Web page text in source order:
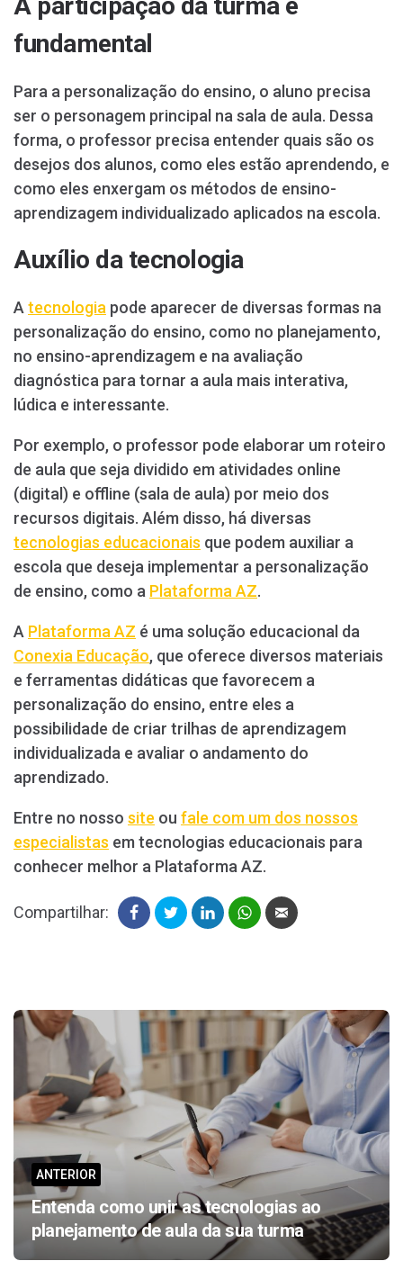
fundamental
Para a personalização do ensino, o aluno precisa
ser o personagem principal na sala de aula. Dessa
forma, o professor precisa entender quais são os
desejos dos alunos, como eles estão aprendendo, e
como eles enxergam os métodos de ensino-
aprendizagem individualizado aplicados na escola.
Auxílio da tecnologia
A tecnologia pode aparecer de diversas formas na
personalização do ensino, como no planejamento,
no ensino-aprendizagem e na avaliação
diagnóstica para tornar a aula mais interativa,
lúdica e interessante.
Por exemplo, o professor pode elaborar um roteiro
de aula que seja dividido em atividades online
(digital) e offline (sala de aula) por meio dos
recursos digitais. Além disso, há diversas
tecnologias educacionais que podem auxiliar a
escola que deseja implementar a personalização
de ensino, como a Plataforma AZ.
A Plataforma AZ é uma solução educacional da
Conexia Educação, que oferece diversos materiais
e ferramentas didáticas que favorecem a
personalização do ensino, entre eles a
possibilidade de criar trilhas de aprendizagem
individualizada e avaliar o andamento do
aprendizado.
Entre no nosso site ou fale com um dos nossos
especialistas em tecnologias educacionais para
conhecer melhor a Plataforma AZ.
Compartilhar:
Post
navigation
ANTERIOR
Entenda como unir as tecnologias ao
planejamento de aula da sua turma